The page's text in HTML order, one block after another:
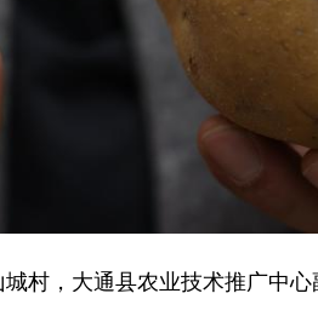
，大通县农业技术推广中心